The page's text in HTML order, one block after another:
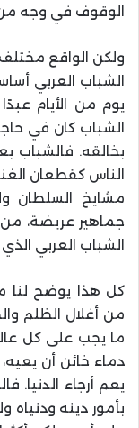
الوقوف في وجه
ولكن الواقع
الشباب العربي
يوم من الأيام
الشباب كان في
بخالقه. فالشباب
الناس كقطعان
مشايخ السلطان
جماهير عريضة،
الشباب العربي الذي
كل هذا يوضح لنا
من أغلال الظلم
ما يجب على كل
دماء خائن أن
يعم أرجاء الدنيا.
بأمور دينه ودنياه